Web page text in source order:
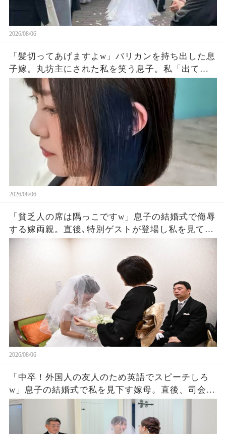
2026/08/06
「髪切ってあげますよw」バリカンを持ち出した息
子嫁。丸坊主にされた私を笑う息子。私「出てい
く…」息子夫婦「勝手にしろw」→翌朝、全財産を
持って姿を眩ませた結果…
2026/08/06
「貧乏人の席は隅っこですw」息子の結婚式で侮辱
する嫁両親。直後､特別ゲストが登場し私を見て
「社長！お元気そうで」嫁両親「え？」180度立場
2026/08/06
「中卒！外国人の友人のため英語でスピーチしろ
w」息子の結婚式で私を見下す嫁母。直後、司会が
私を名前を呼ぶと外国人「久しぶりダネ、社
長！」嫁母「え？」→壇上で完璧な英語を私がペ
ラペラ話した結果